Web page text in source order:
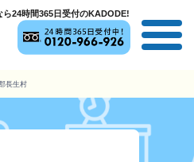
24時間365日受付のKADODE!
長生村